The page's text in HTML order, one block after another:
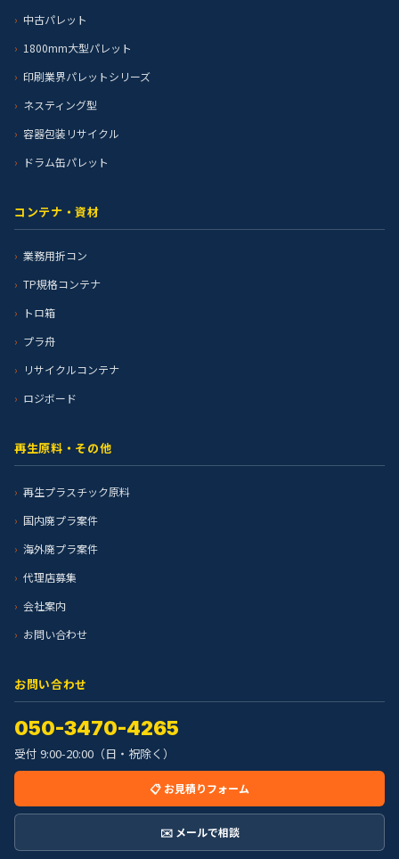
中古パレット
1800mm大型パレット
印刷業界パレットシリーズ
ネスティング型
容器包装リサイクル
ドラム缶パレット
コンテナ・資材
業務用折コン
TP規格コンテナ
トロ箱
プラ舟
リサイクルコンテナ
ロジボード
再生原料・その他
再生プラスチック原料
国内廃プラ案件
海外廃プラ案件
代理店募集
会社案内
お問い合わせ
お問い合わせ
050-3470-4265
受付 9:00-20:00（日・祝除く）
📋 お見積りフォーム
✉️ メールで相談